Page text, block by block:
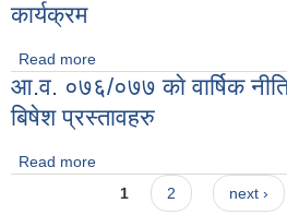
कार्यक्रम
Read more
आ.व. ०७६/०७७ काे वार्षिक
बिषेश प्रस्तावहरु
Read more
प्रस्तावहरु
1 2 next ›